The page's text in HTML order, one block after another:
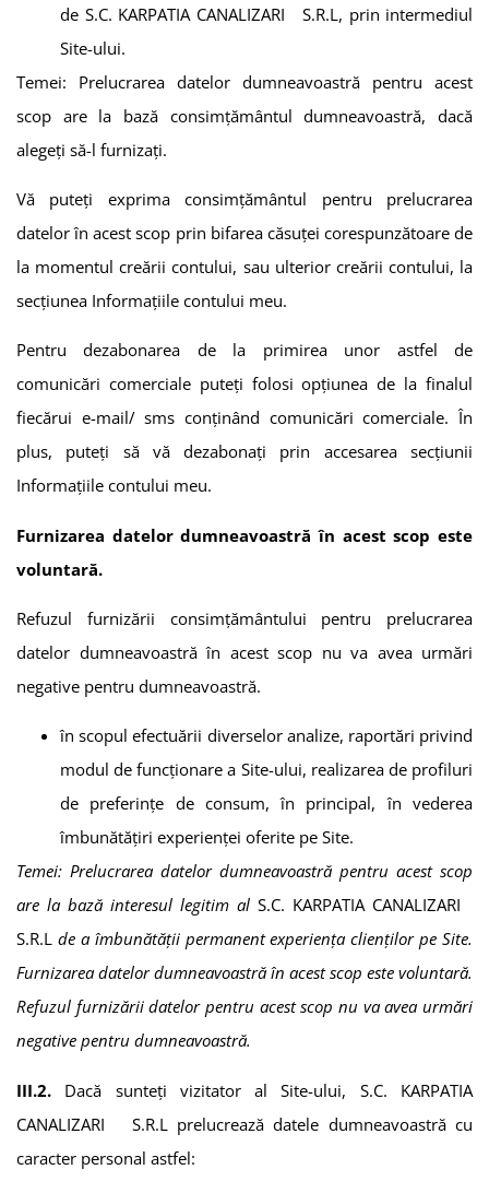
de S.C. KARPATIA CANALIZARI S.R.L, prin intermediul
Site-ului.
Temei: Prelucrarea datelor dumneavoastră pentru acest
scop are la bază consimțământul dumneavoastră, dacă
alegeți să-l furnizați.
Vă puteți exprima consimțământul pentru prelucrarea
datelor în acest scop prin bifarea căsuței corespunzătoare de
la momentul creării contului, sau ulterior creării contului, la
secțiunea Informațiile contului meu.
Pentru dezabonarea de la primirea unor astfel de
comunicări comerciale puteți folosi opţiunea de la finalul
fiecărui e-mail/ sms conţinând comunicări comerciale. În
plus, puteți să vă dezabonați prin accesarea secțiunii
Informațiile contului meu.
Furnizarea datelor dumneavoastră în acest scop este
voluntară.
Refuzul furnizării consimțământului pentru prelucrarea
datelor dumneavoastră în acest scop nu va avea urmări
negative pentru dumneavoastră.
în scopul efectuării diverselor analize, raportări privind
modul de funcționare a Site-ului, realizarea de profiluri
de preferinţe de consum, în principal, în vederea
îmbunătăţiri experienței oferite pe Site.
Temei: Prelucrarea datelor dumneavoastră pentru acest scop
are la bază interesul legitim al S.C. KARPATIA CANALIZARI
S.R.L de a îmbunătății permanent experiența clienților pe Site.
Furnizarea datelor dumneavoastră în acest scop este voluntară.
Refuzul furnizării datelor pentru acest scop nu va avea urmări
negative pentru dumneavoastră.
III.2. Dacă sunteți vizitator al Site-ului, S.C. KARPATIA
CANALIZARI S.R.L prelucrează datele dumneavoastră cu
caracter personal astfel: